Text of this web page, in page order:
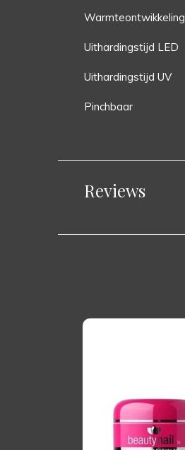
Warmteontwikkeling
Uithardingstijd LED
Uithardingstijd UV
Pinchbaar
Reviews